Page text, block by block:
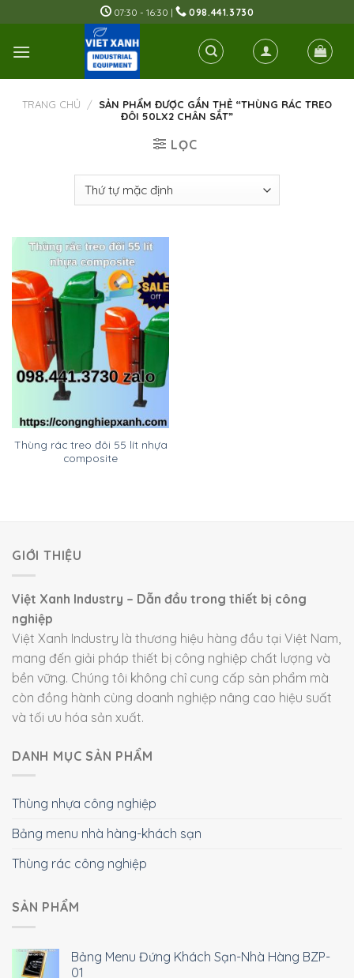
to
content
07:30 - 16:30 | 098.441.3730
TRANG CHỦ / SẢN PHẨM ĐƯỢC GẮN THẺ “THÙNG RÁC TREO
ĐÔI 50LX2 CHÂN SẮT”
LỌC
Thùng rác treo đôi 55 lít nhựa
composite
GIỚI THIỆU
Việt Xanh Industry – Dẫn đầu trong thiết bị công
nghiệp
Việt Xanh Industry là thương hiệu hàng đầu tại Việt Nam,
mang đến giải pháp thiết bị công nghiệp chất lượng và
bền vững. Chúng tôi không chỉ cung cấp sản phẩm mà
còn đồng hành cùng doanh nghiệp nâng cao hiệu suất
và tối ưu hóa sản xuất.
DANH MỤC SẢN PHẨM
Thùng nhựa công nghiệp
Bảng menu nhà hàng-khách sạn
Thùng rác công nghiệp
SẢN PHẨM
Bảng Menu Đứng Khách Sạn-Nhà Hàng BZP-
01